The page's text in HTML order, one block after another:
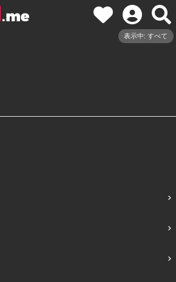
表示中: すべて